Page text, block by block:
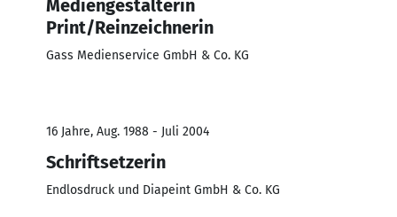
Mediengestalterin
Print/Reinzeichnerin
Gass Medienservice GmbH & Co. KG
16 Jahre, Aug. 1988 - Juli 2004
Schriftsetzerin
Endlosdruck und Diapeint GmbH & Co. KG